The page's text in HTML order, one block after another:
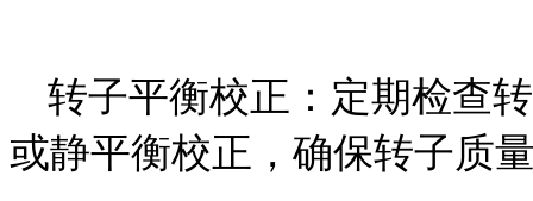
转子平衡校正：定期检查
或静平衡校正，确保转子质